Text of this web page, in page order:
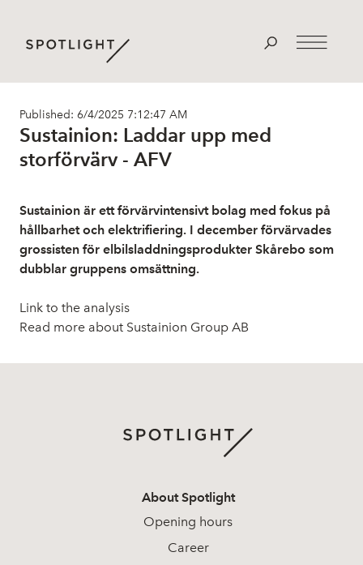
Published: 6/4/2025 7:12:47 AM
Sustainion: Laddar upp med
storförvärv - AFV
Sustainion är ett förvärvintensivt bolag med fokus på
hållbarhet och elektrifiering. I december förvärvades
grossisten för elbilsladdningsprodukter Skårebo som
dubblar gruppens omsättning.
Link to the analysis
Read more about Sustainion Group AB
About Spotlight
Opening hours
Career